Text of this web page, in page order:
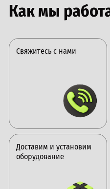
Как мы
Свяжитесь с нами
Доставим и установим
оборудование